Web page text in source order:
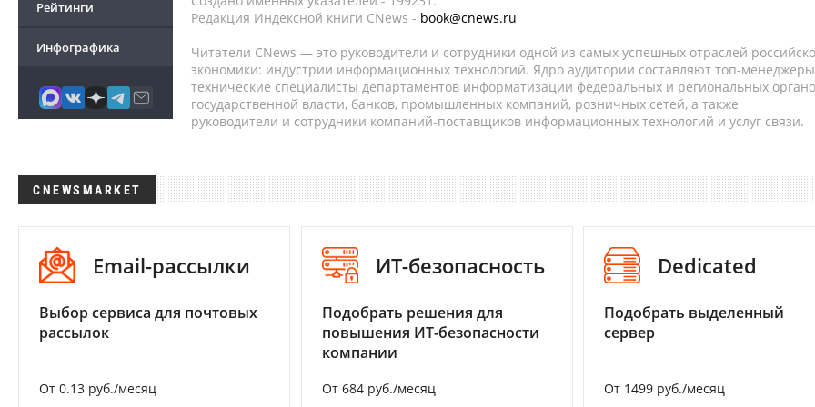
Рейтинги
Инфографика
Редакция Индексной книги CNews - book@cnews.ru
Читатели CNews — это руководители и сотрудники одной из самых успешных отраслей
экономики: индустрии информационных технологий. Ядро аудитории составляют топ-
технические специалисты департаментов информатизации федеральных и региональных
государственной власти, банков, промышленных компаний, розничных сетей, а также
руководители и сотрудники компаний-поставщиков информационных технологий и услуг связи.
CNEWSMARKET
Email-рассылки
Выбор сервиса для почтовых
рассылок
От 0.13 руб./месяц
ИТ-безопасность
Подобрать решения для
повышения ИТ-безопасности
компании
От 684 руб./месяц
Dedicated
Подобрать выделенный
сервер
От 1499 руб./месяц